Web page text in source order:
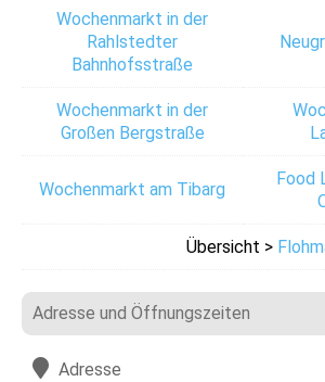
Wochenmarkt in der
Rahlstedter
Bahnhofsstraße
Wochenmarkt in der
Großen Bergstraße
Wochenmarkt am Tibarg
Food
Übersicht >
Adresse und Öffnungszeiten
Adresse